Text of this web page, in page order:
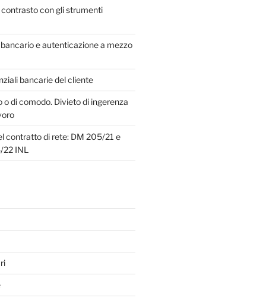
contrasto con gli strumenti
e autenticazione a mezzo
bancarie del cliente
o di comodo. Divieto di ingerenza
contratto di rete: DM 205/21 e
INL